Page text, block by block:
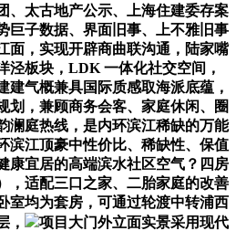
、太古地产公示、上海住建委存案
巨子数据、界面旧事、上不雅旧事
面，实现开辟商曲联沟通，陆家嘴
泾板块，LDK 一体化社交空间，
建气概兼具国际质感取海派底蕴，
划，兼顾商务会客、家庭休闲、圈
澜庭热线，是内环滨江稀缺的万能
滨江顶豪中性价比、稀缺性、保值
康宜居的高端滨水社区空气？四房
，适配三口之家、二胎家庭的改善
室均为套房，可通过轮渡中转浦西
，
项目大门外立面实景采用现代